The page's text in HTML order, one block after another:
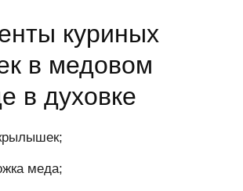
куриных
в медовом
в духовке
меда;